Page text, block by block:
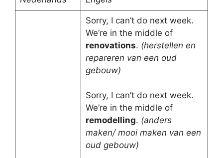
Sorry, I can’t do next week.
We’re in the middle of
renovations. (herstellen en
repareren van een oud
gebouw)
Sorry, I can’t do next week.
We’re in the middle of
remodelling. (anders
maken/ mooi maken van een
oud gebouw)